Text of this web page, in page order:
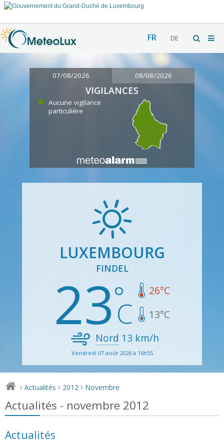
FR DE
07/08/2026 08/08/2026
VIGILANCES
Aucune vigilance
particulière
LUXEMBOURG
FINDEL
23 26°C
13°C
Nord 13 km/h
Vendredi 07 août 2026 à 16h55
> Actualités > 2012 > Novembre
Actualités - novembre 2012
Actualités